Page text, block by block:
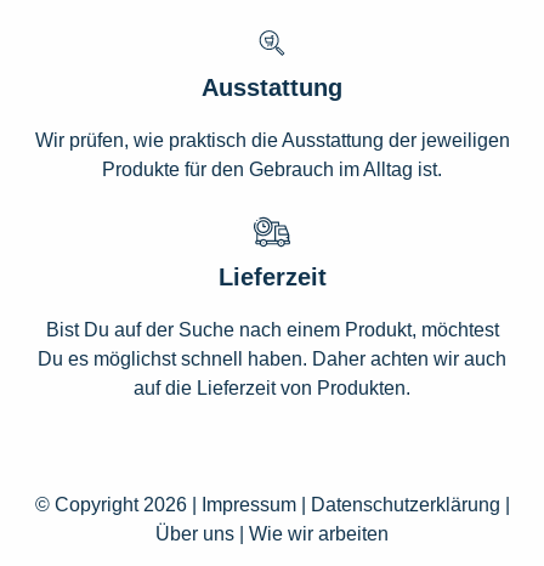
Ausstattung
Wir prüfen, wie praktisch die Ausstattung der jeweiligen
Produkte für den Gebrauch im Alltag ist.
Lieferzeit
Bist Du auf der Suche nach einem Produkt, möchtest
Du es möglichst schnell haben. Daher achten wir auch
auf die Lieferzeit von Produkten.
© Copyright 2026 | Impressum| Datenschutzerklärung
Über uns
Wie wir arbeiten